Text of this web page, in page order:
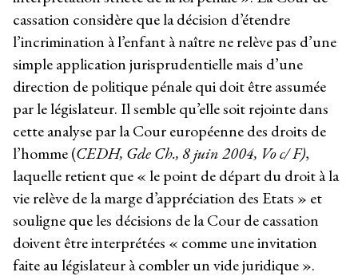
cassation considère que la décision d’étendre
l’incrimination à l’enfant à naître ne relève pas d’une
simple application jurisprudentielle mais d’une
direction de politique pénale qui doit être assumée
par le législateur. Il semble qu’elle soit rejointe dans
cette analyse par la Cour européenne des droits de
l’homme (CEDH, Gde Ch., 8 juin 2004, Vo c/ F),
laquelle retient que « le point de départ du droit à la
vie relève de la marge d’appréciation des Etats » et
souligne que les décisions de la Cour de cassation
doivent être interprétées « comme une invitation
faite au législateur à combler un vide juridique ».